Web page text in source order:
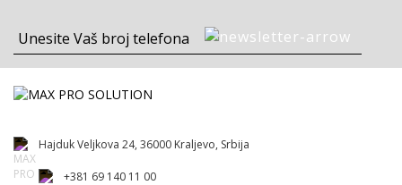
Hajduk Veljkova 24, 36000 Kraljevo, Srbija
+381 69 140 11 00